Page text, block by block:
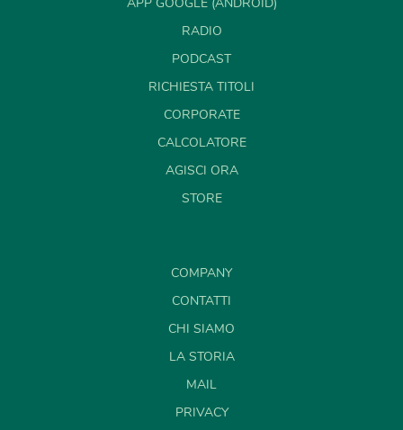
RADIO
PODCAST
RICHIESTA TITOLI
CORPORATE
CALCOLATORE
AGISCI ORA
STORE
COMPANY
CONTATTI
CHI SIAMO
LA STORIA
MAIL
PRIVACY